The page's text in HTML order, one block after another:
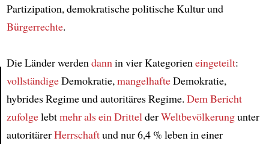
Article
Partizipation, demokratische politische Kultur und
Bürgerrechte.
Die Länder werden dann in vier Kategorien eingeteilt:
vollständigeDemokratie, mangelhafteDemokratie,
hybrides Regime und autoritäres Regime. Dem Bericht
zufolgelebtmehr als ein Drittel derWeltbevölkerungunter
autoritärerHerrschaftund nur 6,4 % leben in einer